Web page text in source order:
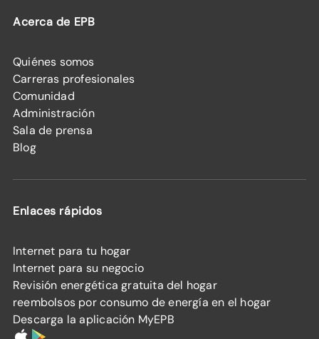
Acerca de EPB
Quiénes somos
Carreras profesionales
Comunidad
Administración
Sala de prensa
Blog
Enlaces rápidos
Internet para tu hogar
Internet para su negocio
Revisión energética gratuita del hogar
reembolsos por consumo de energía en el hogar
Descarga la aplicación MyEPB